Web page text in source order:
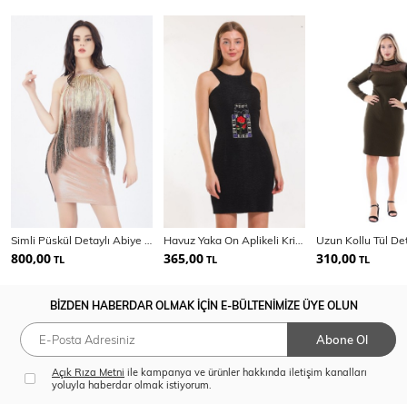
800,00 TL 365,00 TL 310,00 TL
BİZDEN HABERDAR OLMAK İÇİN E-BÜLTENİMİZE ÜYE OLUN
Abone Ol
Açık Rıza Metni ile kampanya ve ürünler hakkında iletişim kanalları
yoluyla haberdar olmak istiyorum.